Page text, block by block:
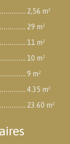
2,56 m²
29 m²
11 m²
10 m²
9 m²
4.35 m²
23.60 m²